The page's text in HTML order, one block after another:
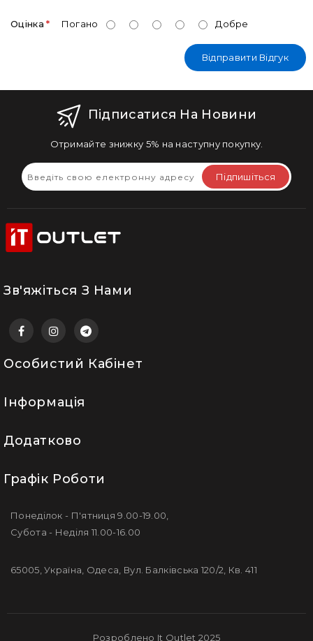
Оцінка Погано Добре
Відправити Відгук
Підписатися На Новини
Отримайте знижку 5% на наступну покупку.
Підпишіться
Зв'яжіться З Нами
Особистий Кабінет
Інформація
Додатково
Графік Роботи
Понеділок - П'ятниця 9.00-19.00,
Субота - Неділя 11.00-16.00
65005, Україна, Одеса, Вул. Балківська 120/2, Кв. 411
Розроблено It Outlet 2025